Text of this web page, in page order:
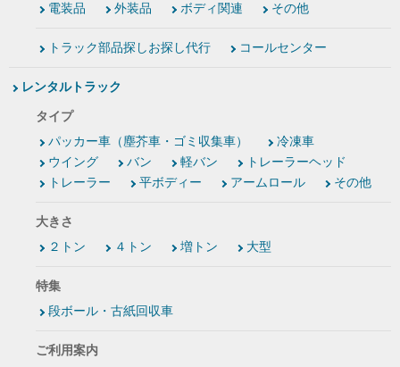
電装品
外装品 ボディ関連 その他
トラック部品探しお探し代行 コールセンター
レンタルトラック
タイプ
パッカー車（塵芥車・ゴミ収集車）
冷凍車
ウイング
バン 軽バン
トレーラーヘッド
トレーラー
平ボディー アームロール その他
大きさ
２トン
４トン 増トン 大型
特集
段ボール・古紙回収車
ご利用案内